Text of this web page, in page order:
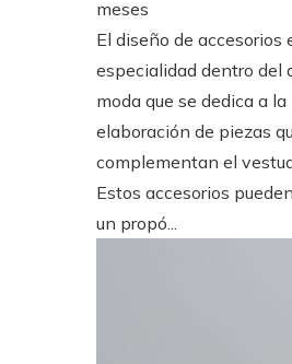
meses
El diseño de accesorios
especialidad dentro del
moda que se dedica a la
elaboración de piezas
complementan el
Estos accesorios
un propó...